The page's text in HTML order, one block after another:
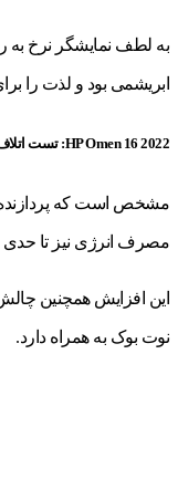
ابریشمی بود و لذت را
HP Omen 16 2022: تست اتلاف گرما و استرس
مصرف انرژی نیز تا حدی
این افزایش همچنین
نوت بوک به همراه دارد.